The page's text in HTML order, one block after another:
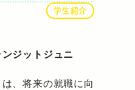
学生紹介
ンジットジュニ
は、将来の就職に向